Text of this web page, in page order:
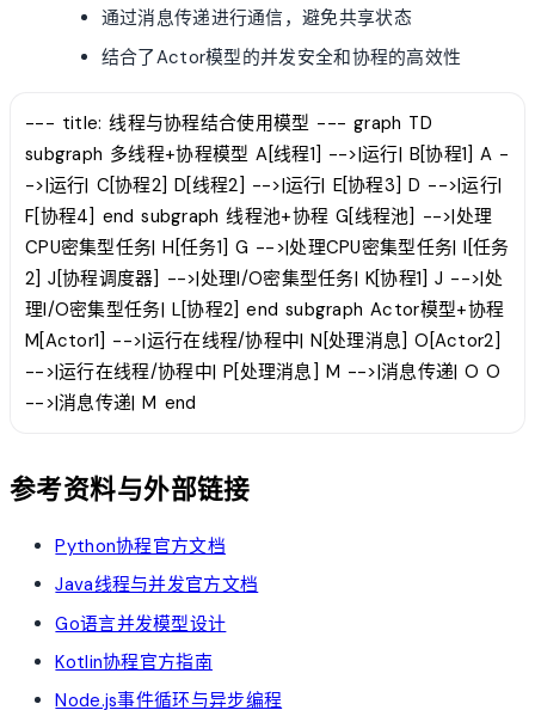
通过消息传递进行通信，避免共享状态
结合了Actor模型的并发安全和协程的高效性
--- title: 线程与协程结合使用模型 --- graph TD
subgraph 多线程+协程模型 A[线程1] -->|运行| B[协程1] A -
->|运行| C[协程2] D[线程2] -->|运行| E[协程3] D -->|运行|
F[协程4] end subgraph 线程池+协程 G[线程池] -->|处理
CPU密集型任务| H[任务1] G -->|处理CPU密集型任务| I[任务
2] J[协程调度器] -->|处理I/O密集型任务| K[协程1] J -->|处
理I/O密集型任务| L[协程2] end subgraph Actor模型+协程
M[Actor1] -->|运行在线程/协程中| N[处理消息] O[Actor2]
-->|运行在线程/协程中| P[处理消息] M -->|消息传递| O O
-->|消息传递| M end
参考资料与外部链接
Python协程官方文档
Java线程与并发官方文档
Go语言并发模型设计
Kotlin协程官方指南
Node.js事件循环与异步编程